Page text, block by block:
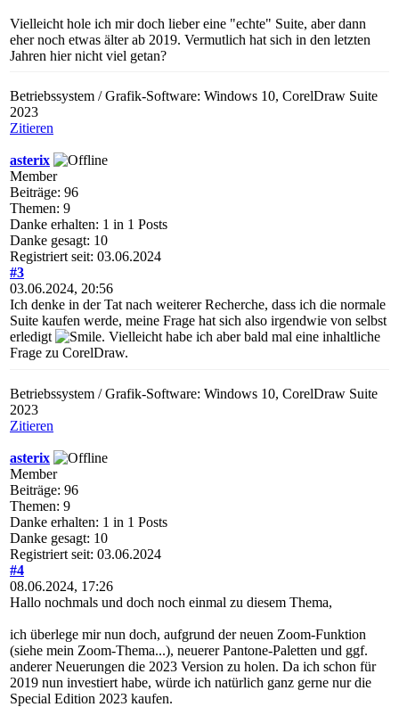
Vielleicht hole ich mir doch lieber eine "echte" Suite, aber dann
eher noch etwas älter ab 2019. Vermutlich hat sich in den letzten
Jahren hier nicht viel getan?
Betriebssystem / Grafik-Software: Windows 10, CorelDraw Suite
2023
Zitieren
asterix
Member
Beiträge: 96
Themen: 9
Danke erhalten: 1 in 1 Posts
Danke gesagt: 10
Registriert seit: 03.06.2024
#3
03.06.2024, 20:56
Ich denke in der Tat nach weiterer Recherche, dass ich die normale
Suite kaufen werde, meine Frage hat sich also irgendwie von selbst
erledigt
. Vielleicht habe ich aber bald mal eine inhaltliche
Frage zu CorelDraw.
Betriebssystem / Grafik-Software: Windows 10, CorelDraw Suite
2023
Zitieren
asterix
Member
Beiträge: 96
Themen: 9
Danke erhalten: 1 in 1 Posts
Danke gesagt: 10
Registriert seit: 03.06.2024
#4
08.06.2024, 17:26
Hallo nochmals und doch noch einmal zu diesem Thema,
ich überlege mir nun doch, aufgrund der neuen Zoom-Funktion
(siehe mein Zoom-Thema...), neuerer Pantone-Paletten und ggf.
anderer Neuerungen die 2023 Version zu holen. Da ich schon für
2019 nun investiert habe, würde ich natürlich ganz gerne nur die
Special Edition 2023 kaufen.